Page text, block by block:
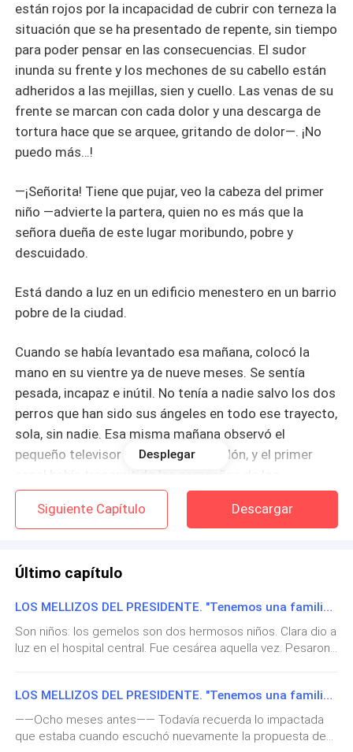
están rojos por la incapacidad de cubrir con terneza la
situación que se ha presentado de repente, sin tiempo
para poder pensar en las consecuencias. El sudor
inunda su frente y los mechones de su cabello están
adheridos a las mejillas, sien y cuello. Las venas de su
frente se marcan con cada dolor y una descarga de
tortura hace que se arquee, gritando de dolor—. ¡No
puedo más…!
—¡Señorita! Tiene que pujar, veo la cabeza del primer
niño —advierte la partera, quien no es más que la
señora dueña de este lugar moribundo, pobre y
descuidado.
Está dando a luz en un edificio menestero en un barrio
pobre de la ciudad.
Cuando se había levantado esa mañana, colocó la
mano en su vientre ya de nueve meses. Se sentía
pesada, incapaz e inútil. No tenía a nadie salvo los dos
perros que han sido sus ángeles en todo ese trayecto,
sola, sin nadie. Esa misma mañana observó el
pequeño televisor en su pequeño salón, y el primer
canal había transmitido las campañas de los
candidatos para elegir el nuevo presidente.
No quisó darle importancia…no debía pensar en nadie
sentó, y volvió a acariciar su barriga. Sólo se había ido
a hacerse un chequeo a los cinco meses de
gestación. Y le dijeron lo que nunca había imaginado:
¿Cómo podía criar a dos hijos…sola? Volvió su mirada
una vez más hacia el televisor y no encontró más que
Desplegar
Siguiente Capítulo Descargar
Último capítulo
LOS MELLIZOS DEL PRESIDENTE. "Tenemos una familia." EPÍLOGO.
Son niños: los gemelos son dos hermosos niños. Clara dio a
luz en el hospital central. Fue cesárea aquella vez. Pesaron
Una nación estaba bastante pendiente por el nacimiento de
los gemelos del presidente, al igual que Reino Unido lo
estaba con sus descendientes a la corona, o así lo sentía
Clara cuando vió a mucha gente rodeando la casa
LOS MELLIZOS DEL PRESIDENTE. "Tenemos una familia." 84. Pequeñas personas iluminando su vida
——Ocho meses antes—— Todavía recuerda lo impactada
que estaba cuando escuchó nuevamente la propuesta de